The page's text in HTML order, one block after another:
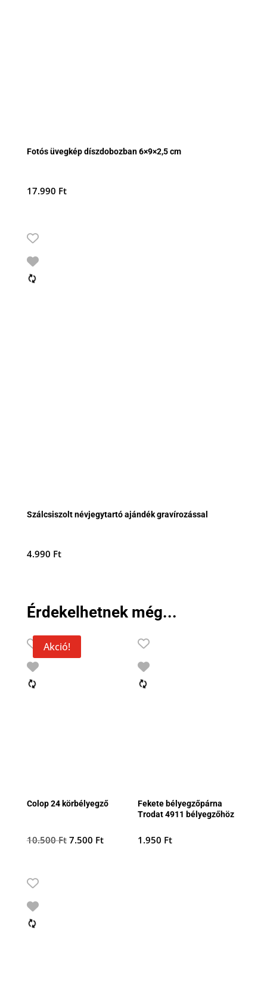
Fotós üvegkép díszdobozban 6×9×2,5 cm
17.990 Ft
Szálcsiszolt névjegytartó ajándék gravírozással
4.990 Ft
Érdekelhetnek még...
Akció!
Colop 24 körbélyegző
10.500Ft Original
7.500 FtCurrent
Fekete bélyegzőpárna
Trodat 4911 bélyegzőhöz
1.950 Ft